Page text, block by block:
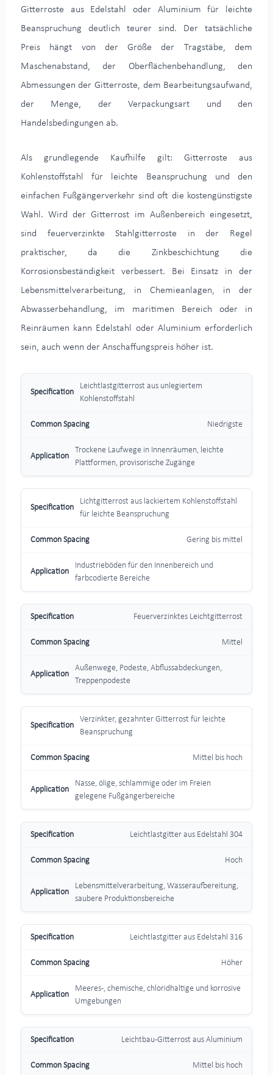
Gitterroste aus Edelstahl oder Aluminium für leichte
Beanspruchung deutlich teurer sind. Der tatsächliche
Preis hängt von der Größe der Tragstäbe, dem
Maschenabstand, der Oberflächenbehandlung, den
Abmessungen der Gitterroste, dem Bearbeitungsaufwand,
der Menge, der Verpackungsart und den
Handelsbedingungen ab.
Als grundlegende Kaufhilfe gilt: Gitterroste aus
Kohlenstoffstahl für leichte Beanspruchung und den
einfachen Fußgängerverkehr sind oft die kostengünstigste
Wahl. Wird der Gitterrost im Außenbereich eingesetzt,
sind feuerverzinkte Stahlgitterroste in der Regel
praktischer, da die Zinkbeschichtung die
Korrosionsbeständigkeit verbessert. Bei Einsatz in der
Lebensmittelverarbeitung, in Chemieanlagen, in der
Abwasserbehandlung, im maritimen Bereich oder in
Reinräumen kann Edelstahl oder Aluminium erforderlich
sein, auch wenn der Anschaffungspreis höher ist.
Leichtlastgitterrost aus unlegiertem
Kohlenstoffstahl
Niedrigste
Trockene Laufwege in Innenräumen, leichte
Plattformen, provisorische Zugänge
Lichtgitterrost aus lackiertem Kohlenstoffstahl
für leichte Beanspruchung
Gering bis mittel
Industrieböden für den Innenbereich und
farbcodierte Bereiche
Feuerverzinktes Leichtgitterrost
Mittel
Außenwege, Podeste, Abflussabdeckungen,
Treppenpodeste
Verzinkter, gezahnter Gitterrost für leichte
Beanspruchung
Mittel bis hoch
Nasse, ölige, schlammige oder im Freien
gelegene Fußgängerbereiche
Leichtlastgitter aus Edelstahl 304
Hoch
Lebensmittelverarbeitung, Wasseraufbereitung,
saubere Produktionsbereiche
Leichtlastgitter aus Edelstahl 316
Höher
Meeres-, chemische, chloridhaltige und korrosive
Umgebungen
Leichtbau-Gitterrost aus Aluminium
Mittel bis hoch